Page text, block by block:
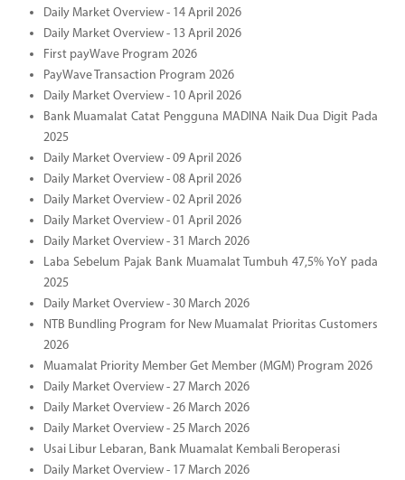
Daily Market Overview - 14 April 2026
Daily Market Overview - 13 April 2026
First payWave Program 2026
PayWave Transaction Program 2026
Daily Market Overview - 10 April 2026
Bank Muamalat Catat Pengguna MADINA Naik Dua Digit Pada
2025
Daily Market Overview - 09 April 2026
Daily Market Overview - 08 April 2026
Daily Market Overview - 02 April 2026
Daily Market Overview - 01 April 2026
Daily Market Overview - 31 March 2026
Laba Sebelum Pajak Bank Muamalat Tumbuh 47,5% YoY pada
2025
Daily Market Overview - 30 March 2026
NTB Bundling Program for New Muamalat Prioritas Customers
2026
Muamalat Priority Member Get Member (MGM) Program 2026
Daily Market Overview - 27 March 2026
Daily Market Overview - 26 March 2026
Daily Market Overview - 25 March 2026
Usai Libur Lebaran, Bank Muamalat Kembali Beroperasi
Daily Market Overview - 17 March 2026